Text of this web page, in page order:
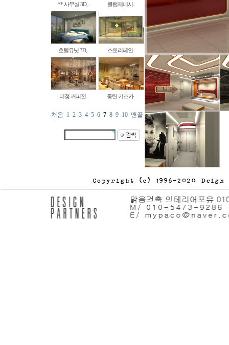
** 사무실 3D,.. 클럽제네시..
호텔유닛 3D,.. 스토리페인..
미정 커피전.. 동탄 키즈카..
처음 1 2 3 4 5 6 7 8 9 10 맨끝